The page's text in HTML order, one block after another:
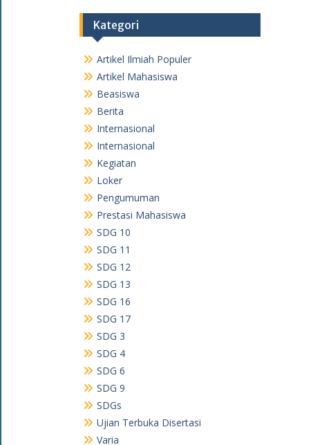
Kategori
Artikel Ilmiah Populer
Artikel Mahasiswa
Beasiswa
Berita
Internasional
Internasional
Kegiatan
Loker
Pengumuman
Prestasi Mahasiswa
SDG 10
SDG 11
SDG 12
SDG 13
SDG 16
SDG 17
SDG 3
SDG 4
SDG 6
SDG 9
SDGs
Ujian Terbuka Disertasi
Varia